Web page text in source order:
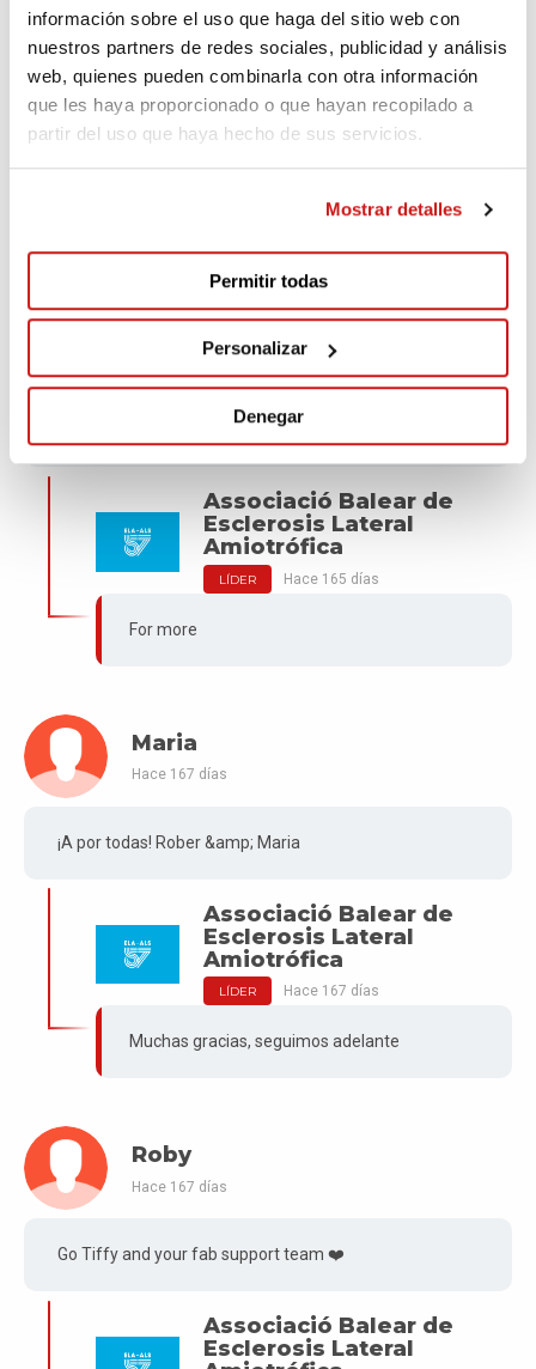
información sobre el uso que haga del sitio web con
nuestros partners de redes sociales, publicidad y análisis
web, quienes pueden combinarla con otra información
que les haya proporcionado o que hayan recopilado a
partir del uso que haya hecho de sus servicios.
Mostrar detalles
Permitir todas
Personalizar
Denegar
The Ross-Tan Family
Associació Balear de
Esclerosis Lateral
Amiotrófica
LÍDER Hace 165 días
Wolf
Well done yesterday! Lobo
Associació Balear de
Esclerosis Lateral
Amiotrófica
LÍDER Hace 165 días
For more
Maria
Hace 167 días
¡A por todas! Rober &amp; Maria
Associació Balear de
Esclerosis Lateral
Amiotrófica
LÍDER Hace 167 días
Muchas gracias, seguimos adelante
Roby
Hace 167 días
Go Tiffy and your fab support team ❤️
Associació Balear de
Esclerosis Lateral